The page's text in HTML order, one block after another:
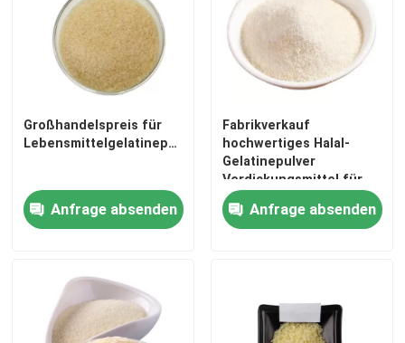
Halal Rindfleisch-Gelatine
Industrielles Gelatine-Pulver
Knochengelatinepulver
Rindfleisch-Gelatine-Pulver
Halal Gelatine-Pulver
Großhandelspreis für
Lebensmittelgelatinepulver
Anfrage absenden
Fabrikverkauf
hochwertiges Halal-
Gelatinepulver
Verdickungsmittel für
Lebensmittel
Anfrage absenden